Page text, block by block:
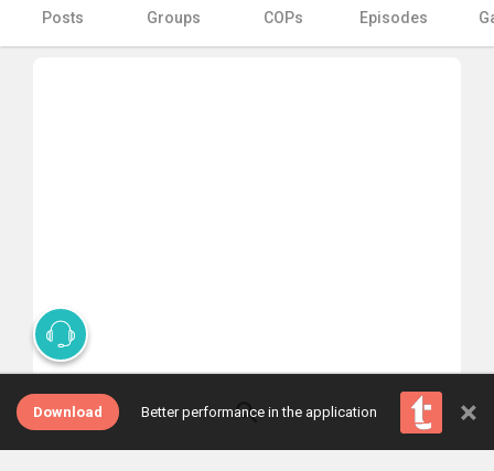
Posts Groups COPs Episodes
Select one of the tabs
Download Better performance in the application ×